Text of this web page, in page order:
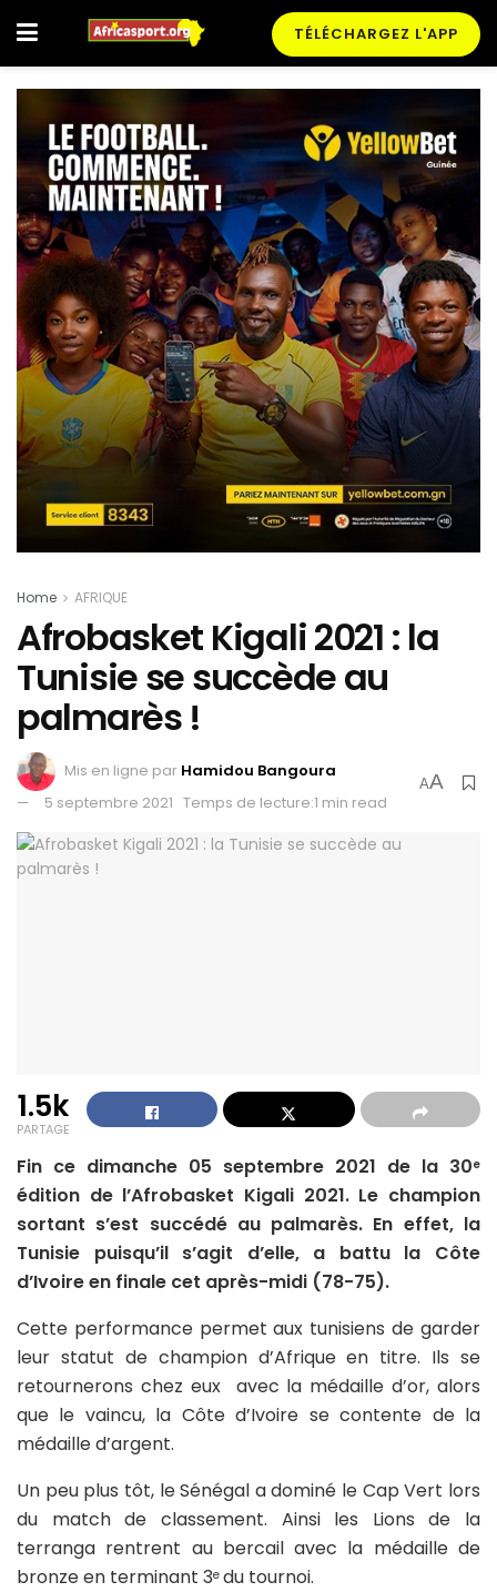
TÉLÉCHARGEZ L'APP
Home AFRIQUE
Afrobasket Kigali 2021 : la
Tunisie se succède au
palmarès !
Mis en ligne par Hamidou Bangoura
5 septembre 2021 Temps de lecture:1 min read
AA
1.5k
PARTAGE
Fin ce dimanche 05 septembre 2021 de la 30e
édition de l’Afrobasket Kigali 2021. Le champion
sortant s’est succédé au palmarès. En effet, la
Tunisie puisqu’il s’agit d’elle, a battu la Côte
d’Ivoire en finale cet après-midi (78-75).
Cette performance permet aux tunisiens de garder
leur statut de champion d’Afrique en titre. Ils se
retournerons chez eux avec la médaille d’or, alors
que le vaincu, la Côte d’Ivoire se contente de la
médaille d’argent.
Un peu plus tôt, le Sénégal a dominé le Cap Vert lors
du match de classement. Ainsi les Lions de la
terranga rentrent au bercail avec la médaille de
bronze en terminant 3e du tournoi.